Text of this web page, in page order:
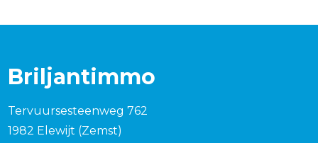
Briljantimmo
Tervuursesteenweg 762
1982 Elewijt (Zemst)